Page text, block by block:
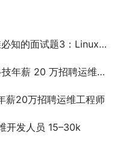
3：Linux磁盘及软件管理操作
薪 20 万招聘运维工程师
薪20万招聘运维工程师
开发人员 15–30k